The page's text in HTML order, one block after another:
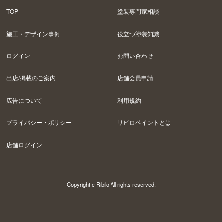
TOP 塗装専門家相談
施工・デザイン事例 役立つ塗装知識
ログイン お問い合わせ
出店/掲載のご案内 店舗会員申請
広告について 利用規約
プライバシー・ポリシー リビロペイントとは
店舗ログイン
Copyright c Ribilo All rights reserved.